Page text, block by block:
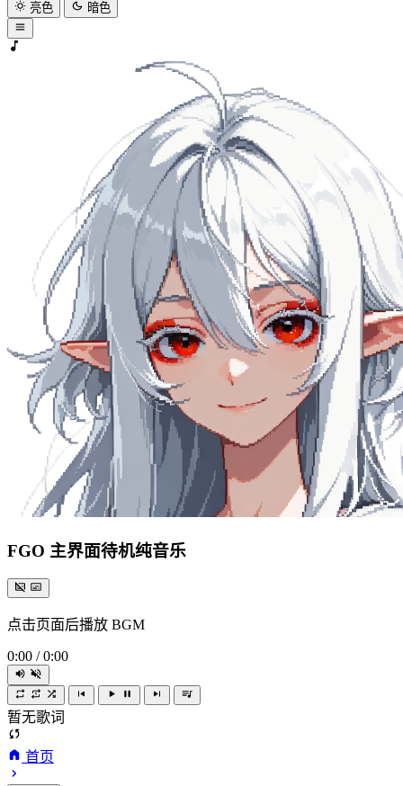
亮色 暗色
FGO 主界面待机纯音乐
点击页面后播放 BGM
0:00 / 0:00
暂无歌词
首页